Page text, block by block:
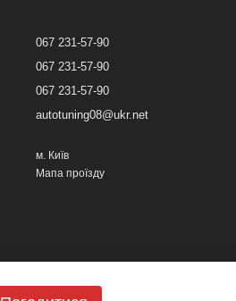
067 231-57-90
067 231-57-90
067 231-57-90
autotuning08@ukr.net
м. Київ
Мапа проїзду